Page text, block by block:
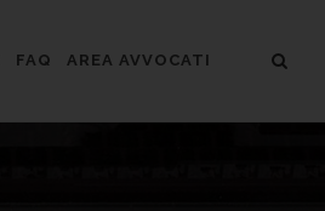
FAQ AREA AVVOCATI